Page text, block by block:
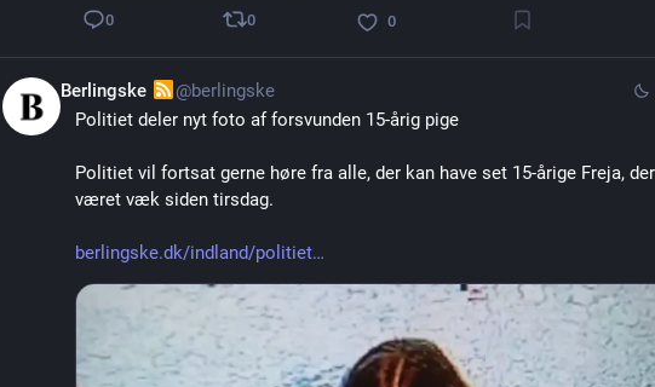
0 0 0
Berlingske
@berlingske
Politiet deler nyt foto af forsvunden 15-årig pige
Politiet vil fortsat gerne høre fra alle, der kan have set 15-årige Freja,
været væk siden tirsdag.
berlingske.dk/indland/politiet